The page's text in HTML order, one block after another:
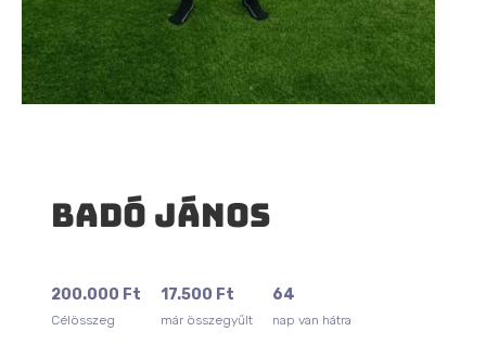
Badó János
200.000 Ft
Célösszeg
17.500 Ft
már összegyűlt
64
nap van hátra